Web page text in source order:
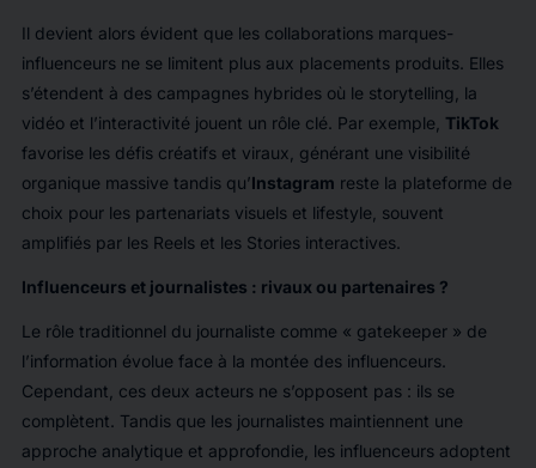
Il devient alors évident que les collaborations marques-
influenceurs ne se limitent plus aux placements produits. Elles
s’étendent à des campagnes hybrides où le storytelling, la
vidéo et l’interactivité jouent un rôle clé. Par exemple, TikTok
favorise les défis créatifs et viraux, générant une visibilité
organique massive tandis qu’Instagram reste la plateforme de
choix pour les partenariats visuels et lifestyle, souvent
amplifiés par les Reels et les Stories interactives.
Influenceurs et journalistes : rivaux ou partenaires ?
Le rôle traditionnel du journaliste comme « gatekeeper » de
l’information évolue face à la montée des influenceurs.
Cependant, ces deux acteurs ne s’opposent pas : ils se
complètent. Tandis que les journalistes maintiennent une
approche analytique et approfondie, les influenceurs adoptent